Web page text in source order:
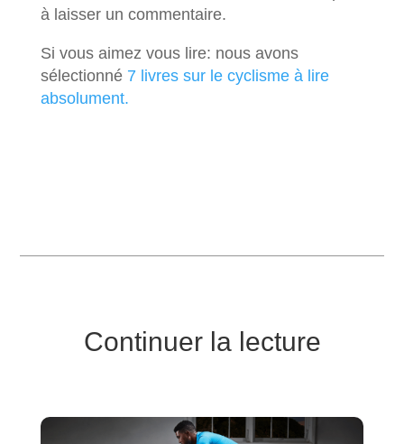
à laisser un commentaire.
Si vous aimez vous lire: nous avons
sélectionné 7 livres sur le cyclisme à lire
absolument.
Continuer la lecture